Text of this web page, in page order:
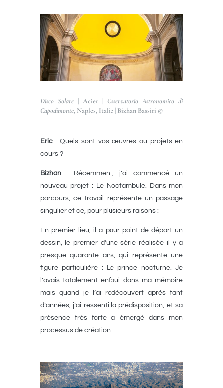
Disco Solare| Acier |Osservatorio Astronomico di
Capodimonte, Naples, Italie | Bizhan Bassiri ©
Eric: Quels sont vos œuvres ou projets en
cours ?
Bizhan: Récemment, j’ai commencé un
nouveau projet : Le Noctambule. Dans mon
parcours, ce travail représente un passage
singulier et ce, pour plusieurs raisons :
En premier lieu, il a pour point de départ un
dessin, le premier d’une série réalisée il y a
presque quarante ans, qui représente une
figure particulière : Le prince nocturne. Je
l’avais totalement enfoui dans ma mémoire
mais quand je l’ai redécouvert après tant
d’années, j’ai ressenti la prédisposition, et sa
présence très forte a émergé dans mon
processus de création.